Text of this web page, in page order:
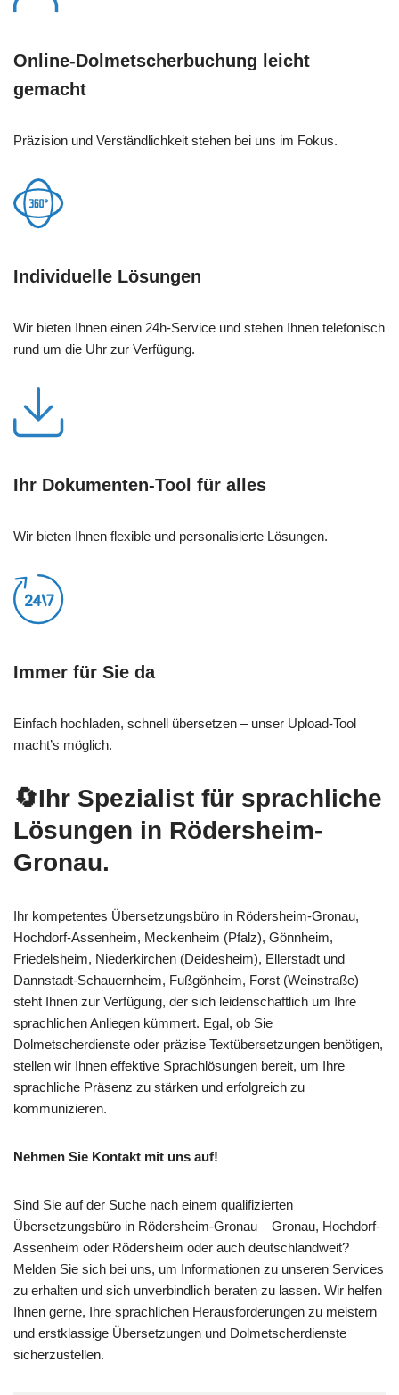
Online-Dolmetscherbuchung leicht
gemacht
Präzision und Verständlichkeit stehen bei uns im Fokus.
Individuelle Lösungen
Wir bieten Ihnen einen 24h-Service und stehen Ihnen telefonisch
rund um die Uhr zur Verfügung.
Ihr Dokumenten-Tool für alles
Wir bieten Ihnen flexible und personalisierte Lösungen.
Immer für Sie da
Einfach hochladen, schnell übersetzen – unser Upload-Tool
macht’s möglich.
🔄Ihr Spezialist für sprachliche
Lösungen in Rödersheim-
Gronau.
Ihr kompetentes Übersetzungsbüro in Rödersheim-Gronau,
Hochdorf-Assenheim, Meckenheim (Pfalz), Gönnheim,
Friedelsheim, Niederkirchen (Deidesheim), Ellerstadt und
Dannstadt-Schauernheim, Fußgönheim, Forst (Weinstraße)
steht Ihnen zur Verfügung, der sich leidenschaftlich um Ihre
sprachlichen Anliegen kümmert. Egal, ob Sie
Dolmetscherdienste oder präzise Textübersetzungen benötigen,
stellen wir Ihnen effektive Sprachlösungen bereit, um Ihre
sprachliche Präsenz zu stärken und erfolgreich zu
kommunizieren.
Nehmen Sie Kontakt mit uns auf!
Sind Sie auf der Suche nach einem qualifizierten
Übersetzungsbüro in Rödersheim-Gronau – Gronau, Hochdorf-
Assenheim oder Rödersheim oder auch deutschlandweit?
Melden Sie sich bei uns, um Informationen zu unseren Services
zu erhalten und sich unverbindlich beraten zu lassen. Wir helfen
Ihnen gerne, Ihre sprachlichen Herausforderungen zu meistern
und erstklassige Übersetzungen und Dolmetscherdienste
sicherzustellen.